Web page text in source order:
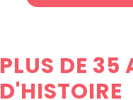
PLUS DE 35
D'HISTOIRE